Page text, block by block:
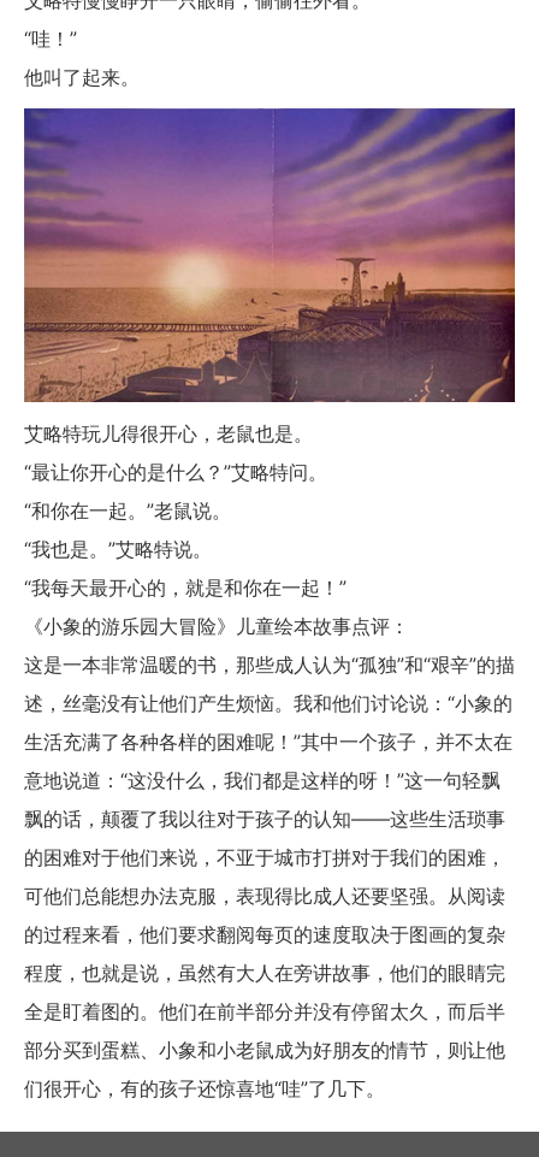
“哇！”
他叫了起来。
艾略特玩儿得很开心，老鼠也是。
“最让你开心的是什么？”艾略特问。
“和你在一起。”老鼠说。
“我也是。”艾略特说。
“我每天最开心的，就是和你在一起！”
《小象的游乐园大冒险》儿童绘本故事点评：
这是一本非常温暖的书，那些成人认为“孤独”和“艰辛”的描
述，丝毫没有让他们产生烦恼。我和他们讨论说：“小象的
生活充满了各种各样的困难呢！”其中一个孩子，并不太在
意地说道：“这没什么，我们都是这样的呀！”这一句轻飘
飘的话，颠覆了我以往对于孩子的认知——这些生活琐事
的困难对于他们来说，不亚于城市打拼对于我们的困难，
可他们总能想办法克服，表现得比成人还要坚强。从阅读
的过程来看，他们要求翻阅每页的速度取决于图画的复杂
程度，也就是说，虽然有大人在旁讲故事，他们的眼睛完
全是盯着图的。他们在前半部分并没有停留太久，而后半
部分买到蛋糕、小象和小老鼠成为好朋友的情节，则让他
们很开心，有的孩子还惊喜地“哇”了几下。